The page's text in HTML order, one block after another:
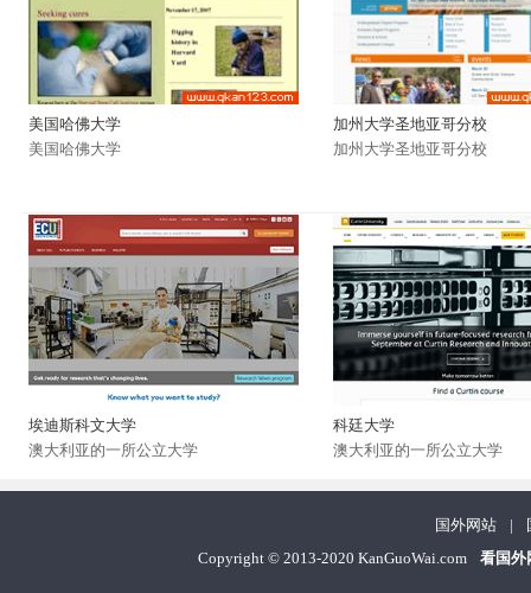
美国哈佛大学
美国哈佛大学
加州大学圣地亚哥分校
加州大学圣地亚哥分校
埃迪斯科文大学
澳大利亚的一所公立大学
科廷大学
澳大利亚的一所公立大学
国外网站 |
Copyright ©2013-2020 KanGuoWai.com 看国外